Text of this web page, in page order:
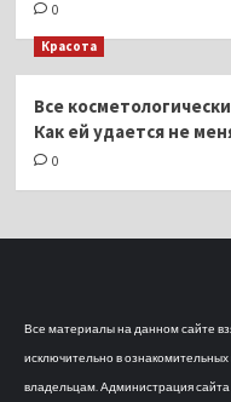
0
Красота
Все
Как ей удается не
0
Все материалы на данном сайте
исключительно в
владельцам. Администрация